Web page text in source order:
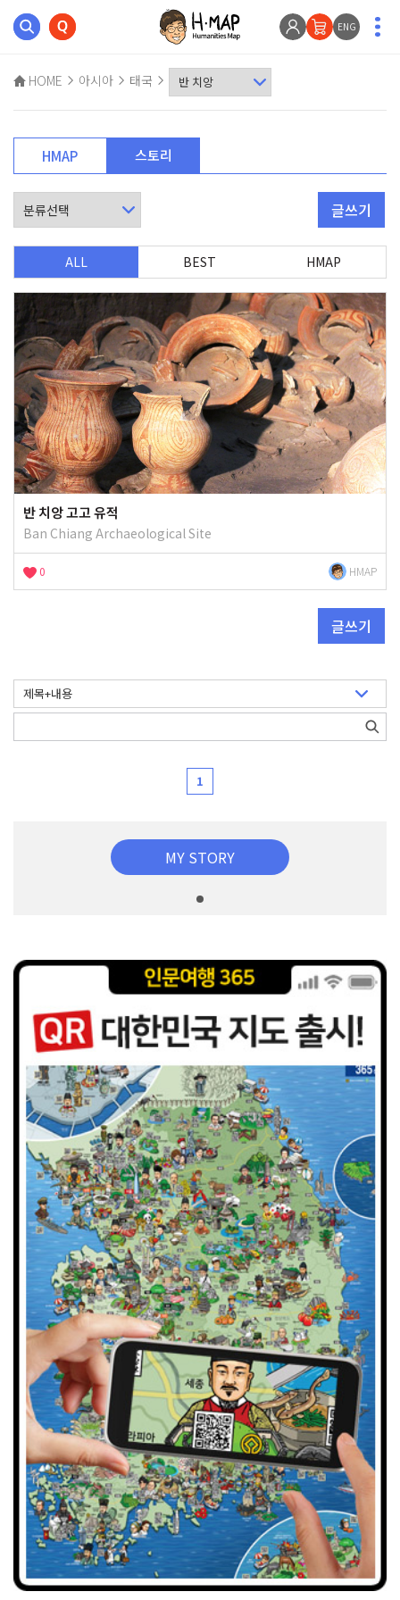
ENG
HOME 아시아 태국
HMAP 스토리
글쓰기
ALL BEST HMAP
반 치앙 고고 유적
Ban Chiang Archaeological Site
0 HMAP
글쓰기
1
MY STORY